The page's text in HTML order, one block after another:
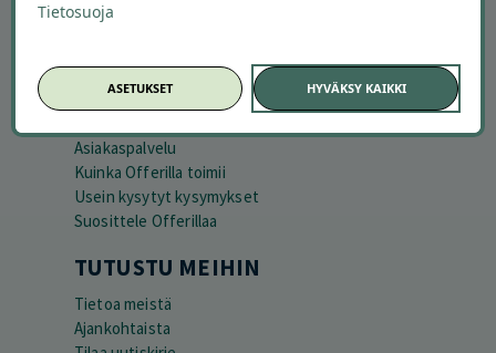
APUA JA NEUVOJA
Asiakaspalvelu
Kuinka Offerilla toimii
Usein kysytyt kysymykset
Suosittele Offerillaa
TUTUSTU MEIHIN
Tietoa meistä
Ajankohtaista
Tietosuoja
ASETUKSET HYVÄKSY KAIKKI